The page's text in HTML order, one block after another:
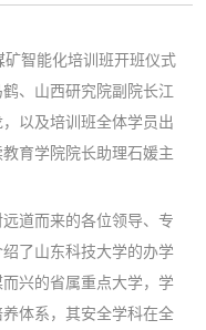
智能化培训班开班仪式
、山西研究院副院长江
以及培训班全体学员出
育学院院长助理石媛主
道而来的各位领导、专
了山东科技大学的办学
兴的省属重点大学，学
体系，其安全学科在全